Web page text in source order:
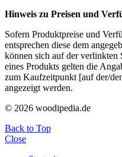
Hinweis zu Preisen und
Sofern Produktpreise und
entsprechen diese dem
können sich auf der verlinkten
eines Produkts gelten die
zum Kaufzeitpunkt [auf der/
angezeigt werden.
© 2026 woodipedia.de
Back to Top
Close